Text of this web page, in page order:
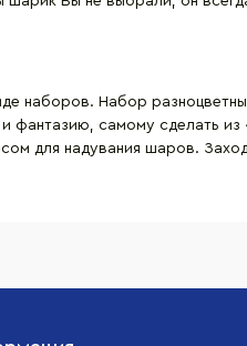
наборов. Набор
фантазию, самому сделать из
для надувания шаров.